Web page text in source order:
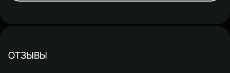
ОТЗЫВЫ